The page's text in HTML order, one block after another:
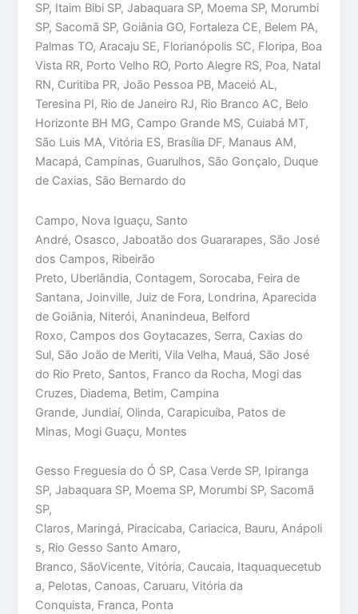
SP, Itaim Bibi SP, Jabaquara SP, Moema SP, Morumbi
SP, Sacomã SP, Goiânia GO, Fortaleza CE, Belem PA,
Palmas TO, Aracaju SE, Florianópolis SC, Floripa, Boa
Vista RR, Porto Velho RO, Porto Alegre RS, Poa, Natal
RN, Curitiba PR, João Pessoa PB, Maceió AL,
Teresina PI, Rio de Janeiro RJ, Rio Branco AC, Belo
Horizonte BH MG, Campo Grande MS, Cuiabá MT,
São Luis MA, Vitória ES, Brasília DF, Manaus AM,
Macapá, Campinas, Guarulhos, São Gonçalo, Duque
de Caxias, São Bernardo do
Campo, Nova Iguaçu, Santo
André, Osasco, Jaboatão dos Guararapes, São José
dos Campos, Ribeirão
Preto, Uberlândia, Contagem, Sorocaba, Feira de
Santana, Joinville, Juiz de Fora, Londrina, Aparecida
de Goiânia, Niterói, Ananindeua, Belford
Roxo, Campos dos Goytacazes, Serra, Caxias do
Sul, São João de Meriti, Vila Velha, Mauá, São José
do Rio Preto, Santos, Franco da Rocha, Mogi das
Cruzes, Diadema, Betim, Campina
Grande, Jundiaí, Olinda, Carapicuíba, Patos de
Minas, Mogi Guaçu, Montes
Gesso Freguesia do Ó SP, Casa Verde SP, Ipiranga
SP, Jabaquara SP, Moema SP, Morumbi SP, Sacomã
SP,
Claros, Maringá, Piracicaba, Cariacica, Bauru, Anápoli
s, Rio Gesso Santo Amaro,
Branco, SãoVicente, Vitória, Caucaia, Itaquaquecetub
a, Pelotas, Canoas, Caruaru, Vitória da
Conquista, Franca, Ponta